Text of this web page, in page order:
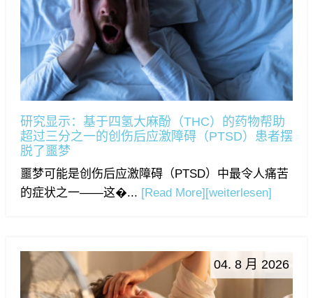
研究显示：基于四氢大麻酚（THC）的药物帮助
超过三分之一的创伤后应激障碍（PTSD）患者摆
脱了噩梦
噩梦可能是创伤后应激障碍（PTSD）中最令人痛苦
的症状之一——这�... [Read More] [weiterlesen]
04. 8 月 2026